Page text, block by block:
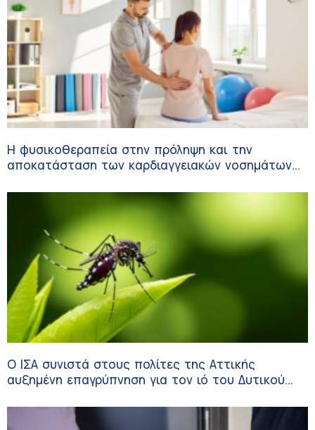
Η φυσικοθεραπεία στην πρόληψη και την
αποκατάσταση των καρδιαγγειακών νοσημάτων
Ο ΙΣΑ συνιστά στους πολίτες της Αττικής
αυξημένη επαγρύπνηση για τον ιό του Δυτικού